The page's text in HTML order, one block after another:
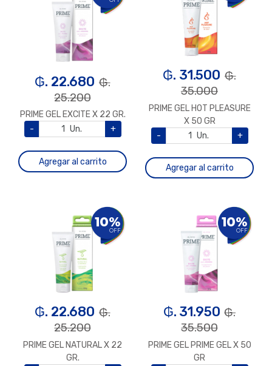
₲. 22.680 ₲.
25.200
PRIME GEL EXCITE X 22 GR.
-
Un. +
Agregar al carrito
₲. 31.500 ₲.
35.000
PRIME GEL HOT PLEASURE
X 50 GR
-
Un. +
Agregar al carrito
10%
OFF
₲. 22.680 ₲.
25.200
PRIME GEL NATURAL X 22
GR.
10%
OFF
₲. 31.950 ₲.
35.500
PRIME GEL PRIME GEL X 50
GR